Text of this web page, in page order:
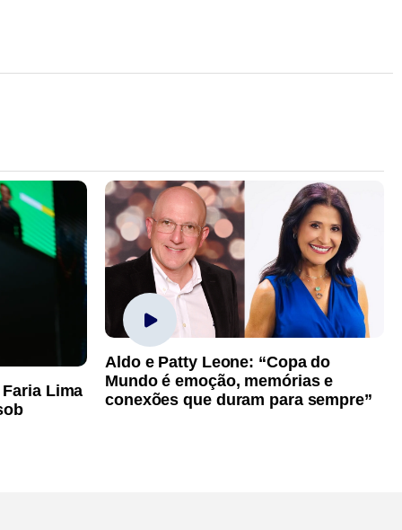
Lima
Aldo e Patty Leone: “Copa do
Mundo é emoção, memórias e
conexões que duram para sempre”